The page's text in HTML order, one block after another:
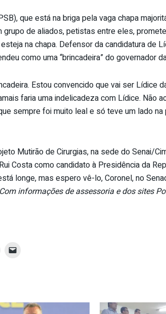
que está na briga pela vaga chapa
de aliados, petistas entre eles,
na chapa. Defensor da candidatura de
como uma “brincadeira” do governador
Estou convencido que vai ser Lídice
faria uma indelicadeza com Lídice. Não
sempre foi muito leal e só teve um lado
Mutirão de Cirurgias, na sede do Senai/
Costa como candidato à Presidência da
longe, mas espero vê-lo, Coronel, no
Com informações de assessoria e dos sites